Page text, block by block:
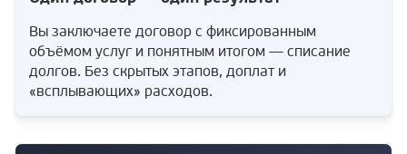
Вы заключаете договор с фиксированным
объёмом услуг и понятным итогом — списание
долгов. Без скрытых этапов, доплат и
«всплывающих» расходов.